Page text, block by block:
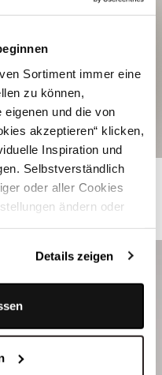
Sortiment immer eine
zu können,
und die von
akzeptieren“ klicken,
Inspiration und
Selbstverständlich
oder aller Cookies
ändern oder
Details zeigen
MARITIME BLUE